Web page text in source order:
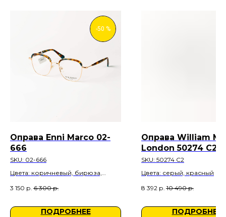
-50 %
Оправа Enni Marco 02-
666
SKU: 02-666
Цвета: коричневый, бирюза,
3 150 р. 6 300 р.
ПОДРОБНЕЕ
Оправа William
London 50274 C2
SKU: 50274 C2
Цвета: серый, красный
8 392 р. 10 490 р.
ПОДРОБНЕЕ
ООО «Семейная медицинская оптика»
ИНН 7708402550
info@likeoptik.ru
Политика конфиденциальности
Контакты
+7 (495) 198-01-50